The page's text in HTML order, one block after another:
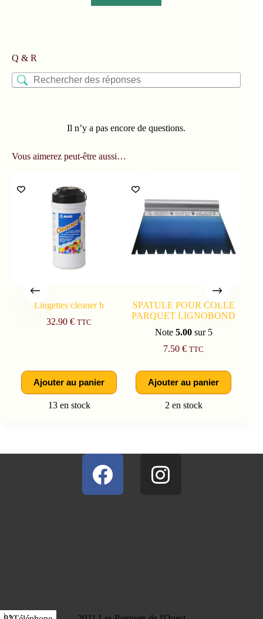
Q & R
Il n’y a pas encore de questions.
Vous aimerez peut-être aussi…
Lingettes cleaner h
32.90€ TTC
Ajouter au panier
13 en stock
SPATULE POUR COLLE
PARQUET LIGNOBOND
Note 5.00sur 5
7.50€ TTC
Ajouter au panier
2 en stock